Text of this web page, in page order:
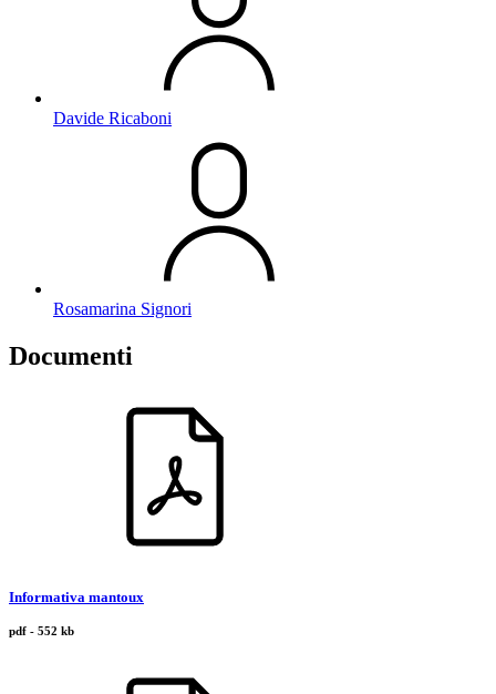
Davide Ricaboni
Rosamarina Signori
Documenti
Informativa mantoux
pdf - 552 kb